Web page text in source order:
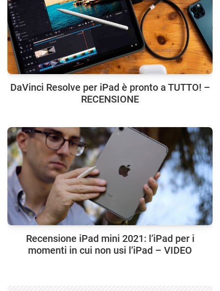
DaVinci Resolve per iPad è pronto a TUTTO! –
RECENSIONE
Recensione iPad mini 2021: l’iPad per i
momenti in cui non usi l’iPad – VIDEO